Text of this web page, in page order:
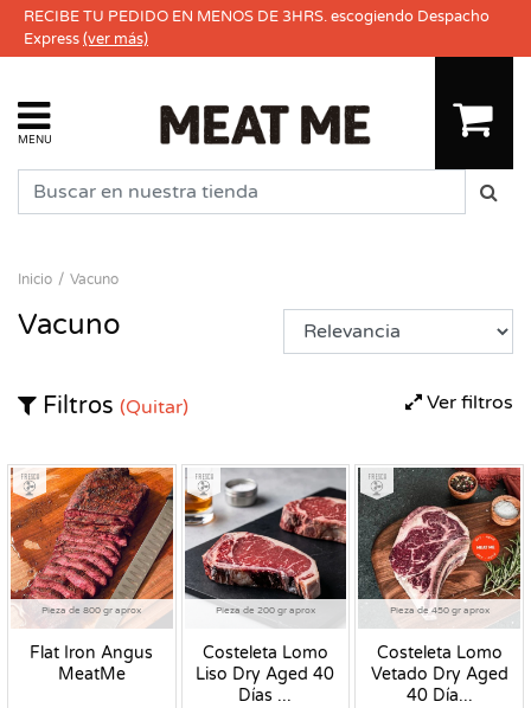
RECIBE TU PEDIDO EN MENOS DE 3HRS. escogiendo Despacho
Express(ver más)
MENU
Inicio Vacuno
Vacuno
Ver filtros
Filtros (Quitar)
Pieza de 800 gr aprox
Flat Iron Angus
MeatMe
Fresco
Pieza de 200 gr aprox
Costeleta Lomo
Liso Dry Aged 40
Días ...
Fresco
Pieza de 450 gr aprox
Costeleta Lomo
Vetado Dry Aged
40 Día...
Fresco